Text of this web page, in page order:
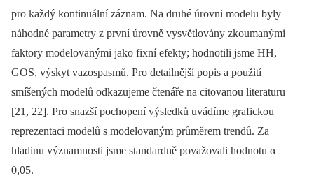
pro každý kontinuální záznam. Na druhé úrovni modelu byly
náhodné parametry z první úrovně vysvětlovány zkoumanými
faktory modelovanými jako fixní efekty; hodnotili jsme HH,
GOS, výskyt vazospasmů. Pro detailnější popis a použití
smíšených modelů odkazujeme čtenáře na citovanou literaturu
[21, 22]. Pro snazší pochopení výsledků uvádíme grafickou
reprezentaci modelů s modelovaným průměrem trendů. Za
hladinu významnosti jsme standardně považovali hodnotu α =
0,05.